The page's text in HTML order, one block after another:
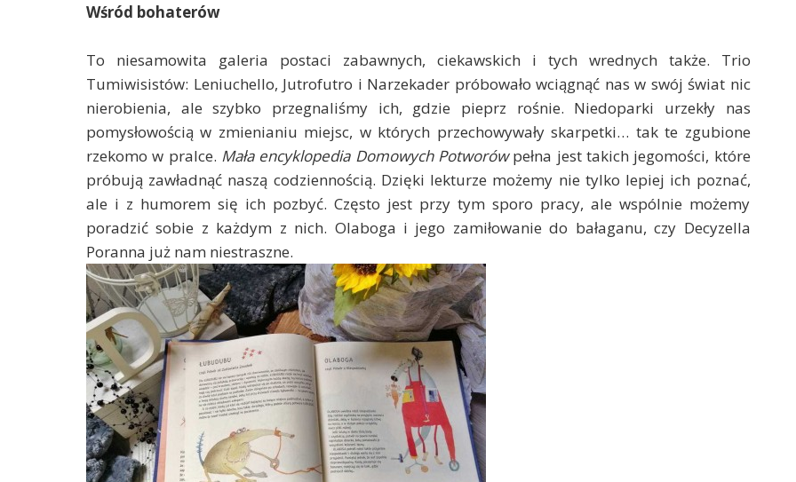
Wśród bohaterów
To niesamowita galeria postaci zabawnych, ciekawskich i tych wrednych także. Trio
Tumiwisistów: Leniuchello, Jutrofutro i Narzekader próbowało wciągnąć nas w swój świat nic
nierobienia, ale szybko przegnaliśmy ich, gdzie pieprz rośnie. Niedoparki urzekły nas
pomysłowością w zmienianiu miejsc, w których przechowywały skarpetki… tak te zgubione
rzekomo w pralce. Mała encyklopedia Domowych Potworówpełna jest takich jegomości, które
próbują zawładnąć naszą codziennością. Dzięki lekturze możemy nie tylko lepiej ich poznać,
ale i z humorem się ich pozbyć. Często jest przy tym sporo pracy, ale wspólnie możemy
poradzić sobie z każdym z nich. Olaboga i jego zamiłowanie do bałaganu, czy Decyzella
Poranna już nam niestraszne.